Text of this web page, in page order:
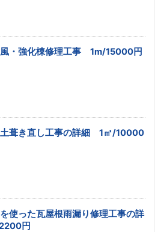
・強化棟修理工事 1m/15000円
葺き直し工事の詳細 1㎡/10000
使った瓦屋根雨漏り修理工事の詳
円